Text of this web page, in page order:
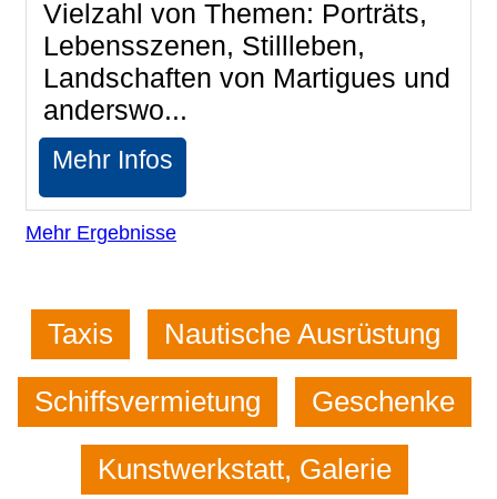
Vielzahl von Themen: Porträts,
Lebensszenen, Stillleben,
Landschaften von Martigues und
anderswo...
Mehr Infos
Mehr Ergebnisse
Taxis Nautische Ausrüstung
Schiffsvermietung Geschenke
Kunstwerkstatt, Galerie